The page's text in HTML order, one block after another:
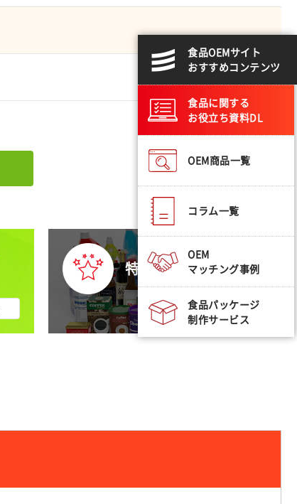
特集から探す
詳細はこちら
食品OEMサイト
おすすめコンテンツ
食品に関する
お役立ち資料DL
OEM商品一覧
コラム一覧
OEM
マッチング事例
食品パッケージ
制作サービス